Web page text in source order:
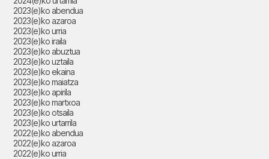
2023(e)ko abendua
2023(e)ko azaroa
2023(e)ko urria
2023(e)ko iraila
2023(e)ko abuztua
2023(e)ko uztaila
2023(e)ko ekaina
2023(e)ko maiatza
2023(e)ko apirila
2023(e)ko martxoa
2023(e)ko otsaila
2023(e)ko urtarrila
2022(e)ko abendua
2022(e)ko azaroa
2022(e)ko urria